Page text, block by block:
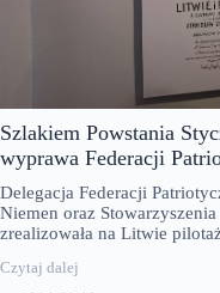
Szlakiem Powstania
wyprawa Federacji
Delegacja Federacji
Niemen oraz
zrealizowała na Litwie
Czytaj dalej